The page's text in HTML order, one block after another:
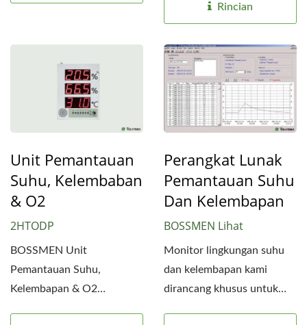
Rincian
Unit Pemantauan
Suhu, Kelembaban
& O2
2HTODP
BOSSMEN Unit
Pemantauan Suhu,
Kelembapan & O2
Perangkat Lunak
Pemantauan Suhu
Dan Kelembapan
BOSSMEN Lihat
Monitor lingkungan suhu
dan kelembapan kami
dirancang khusus untuk